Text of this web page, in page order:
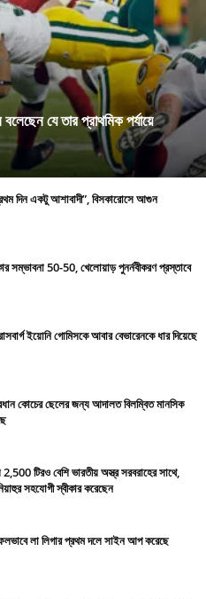
যে তার প্রাথমিক পর্যায়ে
দিন একটু আশাবাদী”, বিসকারোসে আগুন
সম্ভাবনা 50-50, খেলোয়াড় পুনর্নবীকরণ প্রস্তাবে
ইয়োনি গোমিসকে আবার বেভারেনকে ধার দিয়েছে
কোচের ছেলের জন্য আদালত বিলম্বিত মানসিক
টিরও বেশি ভারতীয় অস্ত্র সরবরাহের সাথে,
সহযোগী স্বীকার করেছেন
লা লিগার প্রথম দলে সাইন আপ করেছে